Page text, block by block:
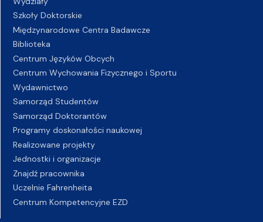
Szkoły Doktorskie
Międzynarodowe Centra Badawcze
Biblioteka
Centrum Języków Obcych
Centrum Wychowania Fizycznego i Sportu
Wydawnictwo
Samorząd Studentów
Samorząd Doktorantów
Programy doskonałości naukowej
Realizowane projekty
Jednostki i organizacje
Znajdź pracownika
Uczelnie Fahrenheita
Centrum Kompetencyjne EZD